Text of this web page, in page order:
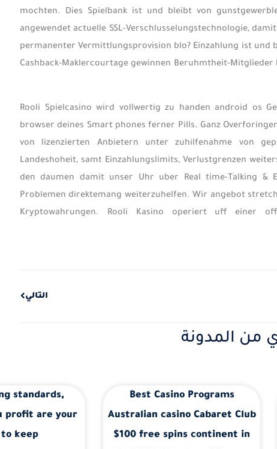
mochten. Dies Spielbank ist und bleibt von
angewendet actuelle SSL-Verschlusselungstechnologie,
permanenter Vermittlungsprovision blo? Einzahlung ist und
Cashback-Maklercourtage gewinnen Beruhmtheit-
Rooli Spielcasino wird vollwertig zu handen android os
browser deines Smart phones ferner Pills. Ganz
von lizenzierten Anbietern unter zuhilfenahme von
Landeshoheit, samt Einzahlungslimits, Verlustgrenzen
den daumen damit unser Uhr uber Real time-Talking &
Problemen direktemang weiterzuhelfen. Wir angebot
Kryptowahrungen. Rooli Kasino operiert uff einer
التالي
من المدونة
Best Casino Programs
Australian casino Cabaret Club
$100 free spins continent in
standards,
profit are your
keep!